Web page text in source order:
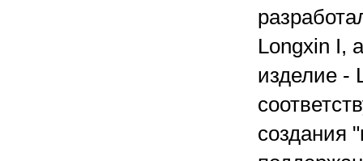
Longxin I,
изделие -
создания